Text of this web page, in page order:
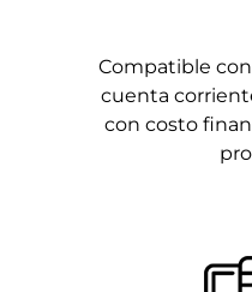
Compatible
cuenta
con costo